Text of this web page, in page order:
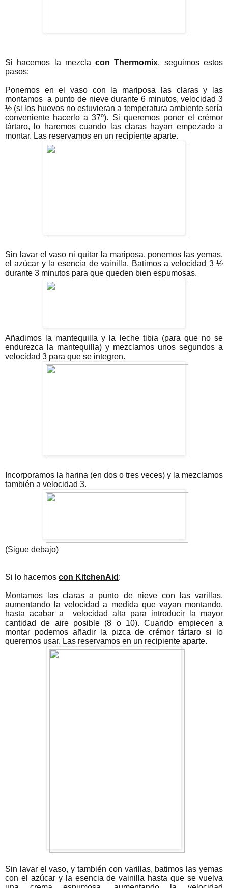
Si hacemos la mezclacon Thermomix, seguimos estos
pasos:
Ponemos en el vaso con la mariposa las claras y las
montamos a punto de nieve durante 6 minutos, velocidad 3
½ (si los huevos no estuvieran a temperatura ambiente sería
conveniente hacerlo a 37º). Si queremos poner el crémor
tártaro, lo haremos cuando las claras hayan empezado a
montar. Las reservamos en un recipiente aparte.
Sin lavar el vaso ni quitar la mariposa, ponemos las yemas,
el azúcar y la esencia de vainilla. Batimos a velocidad 3 ½
durante 3 minutos para que queden bien espumosas.
Añadimos la mantequilla y la leche tibia (para que no se
endurezca la mantequilla) y mezclamos unos segundos a
velocidad 3 para que se integren.
Incorporamos la harina (en dos o tres veces) y la mezclamos
también a velocidad 3.
(Sigue debajo)
Si lo hacemos con KitchenAid :
Montamos las claras a punto de nieve con las varillas,
aumentando la velocidad a medida que vayan montando,
hasta acabar a
velocidad alta para introducir la mayor
cantidad de aire posible (8 o 10). Cuando empiecen a
montar podemos añadir la pizca de crémor tártaro si lo
queremos usar. Las reservamos en un recipiente aparte.
Sin lavar el vaso, y también con varillas, batimos las yemas
con el azúcar y la esencia de vainilla hasta que se vuelva